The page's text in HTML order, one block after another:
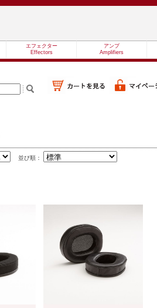
エフェクター
Effectors
アンプ
Amplifiers
並び順：